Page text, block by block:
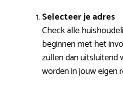
Selecteer je adres
Check alle
beginnen met het
zullen dan uitsluitend
worden in jouw eigen